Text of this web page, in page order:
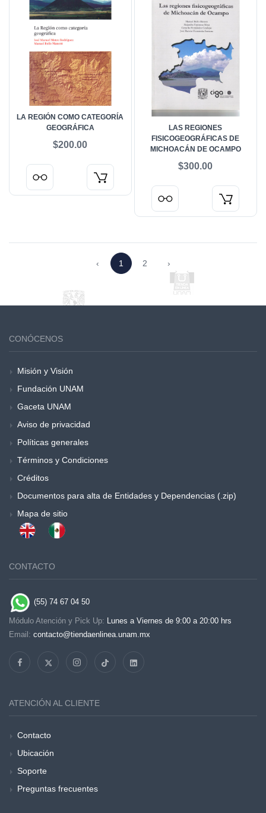
LA REGIÓN COMO CATEGORÍA
GEOGRÁFICA
$200.00
LAS REGIONES
FISICOGEOGRÁFICAS DE
MICHOACÁN DE OCAMPO
$300.00
‹ 1 2 ›
CONÓCENOS
Misión y Visión
Fundación UNAM
Gaceta UNAM
Aviso de privacidad
Políticas generales
Términos y Condiciones
Créditos
Documentos para alta de Entidades y Dependencias (.zip)
Mapa de sitio
CONTACTO
(55) 74 67 04 50
Módulo Atención y Pick Up: Lunes a Viernes de 9:00 a 20:00 hrs
Email: contacto@tiendaenlinea.unam.mx
ATENCIÓN AL CLIENTE
Contacto
Ubicación
Soporte
Preguntas frecuentes